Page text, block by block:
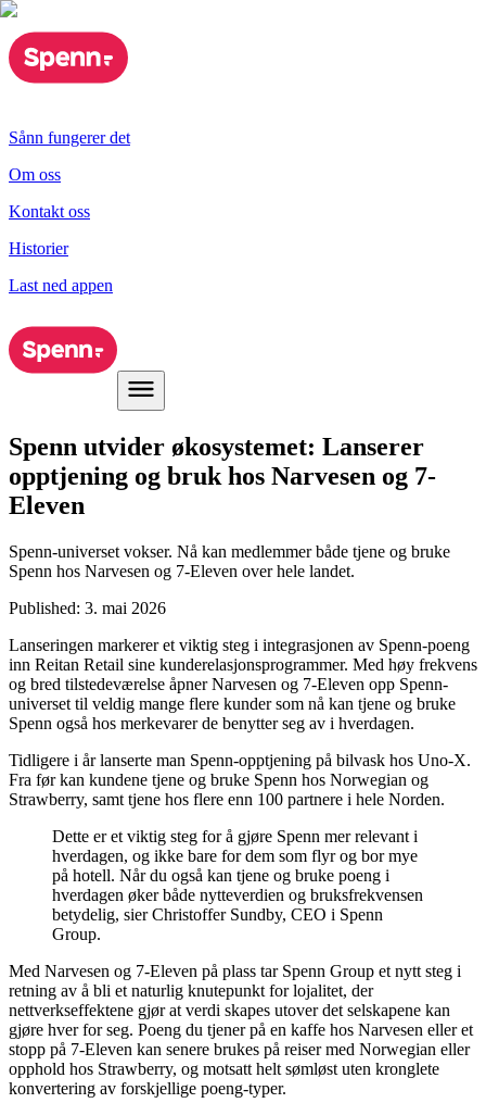
Sånn fungerer det
Om oss
Kontakt oss
Historier
Last ned appen
Spenn utvider økosystemet: Lanserer
opptjening og bruk hos Narvesen og 7-
Eleven
Spenn-universet vokser. Nå kan medlemmer både tjene og bruke
Spenn hos Narvesen og 7-Eleven over hele landet.
Published: 3. mai 2026
Lanseringen markerer et viktig steg i integrasjonen av Spenn-poeng
inn Reitan Retail sine kunderelasjonsprogrammer. Med høy frekvens
og bred tilstedeværelse åpner Narvesen og 7-Eleven opp Spenn-
universet til veldig mange flere kunder som nå kan tjene og bruke
Spenn også hos merkevarer de benytter seg av i hverdagen.
Tidligere i år lanserte man Spenn-opptjening på bilvask hos Uno-X.
Fra før kan kundene tjene og bruke Spenn hos Norwegian og
Strawberry, samt tjene hos flere enn 100 partnere i hele Norden.
Dette er et viktig steg for å gjøre Spenn mer relevant i
hverdagen, og ikke bare for dem som flyr og bor mye
på hotell. Når du også kan tjene og bruke poeng i
hverdagen øker både nytteverdien og bruksfrekvensen
betydelig, sier Christoffer Sundby, CEO i Spenn
Group.
Med Narvesen og 7-Eleven på plass tar Spenn Group et nytt steg i
retning av å bli et naturlig knutepunkt for lojalitet, der
nettverkseffektene gjør at verdi skapes utover det selskapene kan
gjøre hver for seg. Poeng du tjener på en kaffe hos Narvesen eller et
stopp på 7-Eleven kan senere brukes på reiser med Norwegian eller
opphold hos Strawberry, og motsatt helt sømløst uten kronglete
konvertering av forskjellige poeng-typer.